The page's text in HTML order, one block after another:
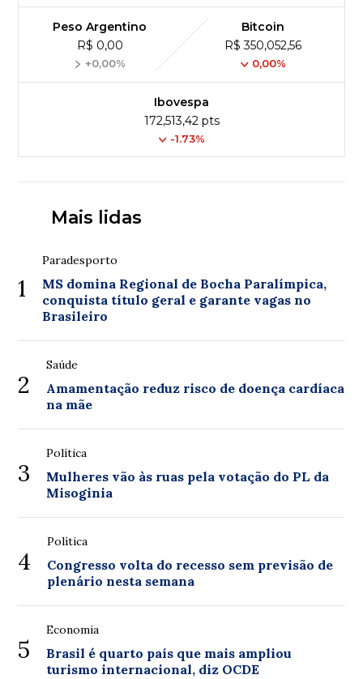
Peso Argentino
R$ 0,00
+0,00%
Bitcoin
R$ 350,052,56
0,00%
Ibovespa
172,513,42 pts
-1.73%
Mais lidas
1
Paradesporto
MS domina Regional de Bocha Paralímpica,
conquista título geral e garante vagas no
Brasileiro
2
Saúde
Amamentação reduz risco de doença cardíaca
na mãe
3
Política
Mulheres vão às ruas pela votação do PL da
Misoginia
4
Política
Congresso volta do recesso sem previsão de
plenário nesta semana
5
Economia
Brasil é quarto país que mais ampliou
turismo internacional, diz OCDE